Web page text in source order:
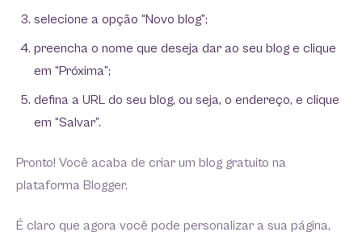
selecione a opção “Novo blog”;
preencha o nome que deseja dar ao seu blog e clique
em “Próxima”;
defina a URL do seu blog, ou seja, o endereço, e clique
em “Salvar”.
Pronto! Você acaba de criar um blog gratuito na
plataforma Blogger.
É claro que agora você pode personalizar a sua página,